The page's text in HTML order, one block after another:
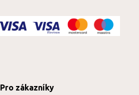
Pro zákazníky